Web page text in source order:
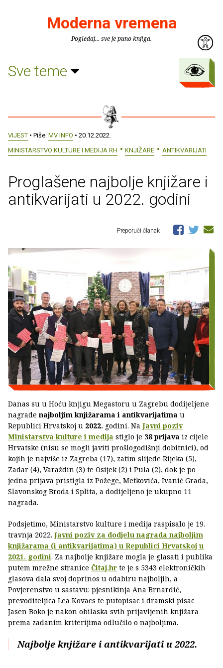
Moderna vremena
Pogledaj... sve je puno knjiga.
Sve teme
VIJEST • Piše: MV INFO • 20.12.2022.
MINISTARSTVO KULTURE I MEDIJA RH
KNJIŽARE ANTIKVARIJATI
Proglašene najbolje knjižare i
antikvarijati u 2022. godini
Preporuči članak
Danas su u Hoću knjigu Megastoru u Zagrebu dodijeljene
nagradenajboljim knjižarama i antikvarijatima u
Republici Hrvatskoj u 2022. godini. Na Javni poziv
Ministarstva kulture i medija stiglo je 38 prijava iz cijele
Hrvatske (nisu se mogli javiti prošlogodišnji dobitnici), od
kojih je najviše iz Zagreba (17), zatim slijede Rijeka (5),
Zadar (4), Varaždin (3) te Osijek (2) i Pula (2), dok je po
jedna prijava pristigla iz Požege, Metkovića, Ivanić Grada,
Slavonskog Broda i Splita, a dodijeljeno je ukupno 11
nagrada.
Podsjetimo, Ministarstvo kulture i medija raspisalo je 19.
travnja 2022. Javni poziv za dodjelu nagrada najboljim
knjižarama (i antikvarijatima) u Republici Hrvatskoj u
2021. godini. Za najbolje knjižare mogla je glasati i publika
putem mrežne stranice Čitaj.hr te je s 5343 elektroničkih
glasova dala svoj doprinos u odabiru najboljih, a
Povjerenstvo u sastavu: pjesnikinja Ana Brnardić,
prevoditeljica Lea Kovacs te putopisac i dramski pisac
Jasen Boko je nakon obilaska svih prijavljenih knjižara
prema zadanim kriterijima odlučilo o najboljima.
Najbolje knjižare i antikvarijati u 2022.